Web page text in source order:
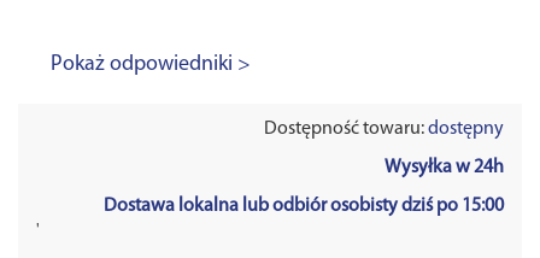
Pokaż odpowiedniki >
Dostępność towaru:dostępny
Wysyłka w 24h
Dostawa lokalna lub odbiór osobisty dziś po 15:00
'